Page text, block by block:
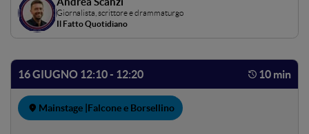
Giornalista, scrittore e drammaturgo
Il Fatto Quotidiano
16 GIUGNO 12:10 - 12:20 10 min
Mainstage | Falcone e Borsellino